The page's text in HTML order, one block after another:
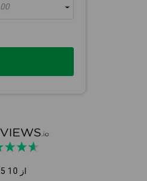
00
9.5 از 10